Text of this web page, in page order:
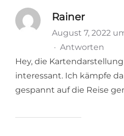
Rainer
August 7, 2022
· Antworten
Hey, die
interessant. Ich kämpfe
gespannt auf die Reise